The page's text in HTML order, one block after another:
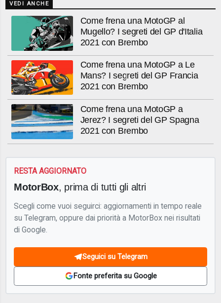
VEDI ANCHE
Come frena una MotoGP al
Mugello? I segreti del GP d'Italia
2021 con Brembo
Come frena una MotoGP a Le
Mans? I segreti del GP Francia
2021 con Brembo
Come frena una MotoGP a
Jerez? I segreti del GP Spagna
2021 con Brembo
RESTA AGGIORNATO
MotorBox, prima di tutti gli altri
Scegli come vuoi seguirci: aggiornamenti in tempo reale
su Telegram, oppure dai priorità a MotorBox nei risultati
di Google.
Seguici su Telegram
Fonte preferita su Google